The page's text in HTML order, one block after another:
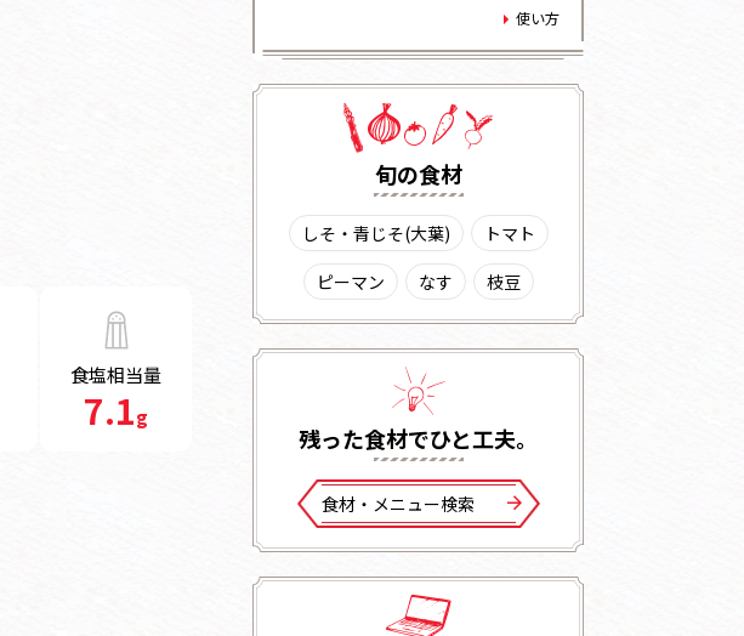
食塩相当量
7.1g
使い方
旬の⾷材
しそ・青じそ(大葉)
トマト
ピーマン
なす 枝豆
残った⾷材でひと⼯夫。
⾷材・メニュー検索